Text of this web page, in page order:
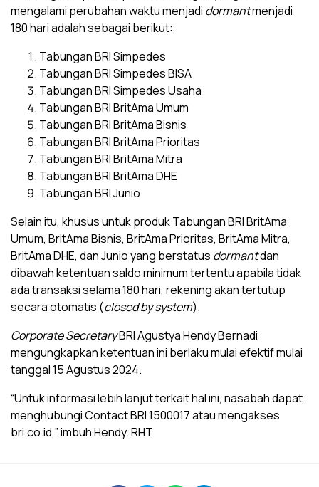
mengalami perubahan waktu menjadi dormantmenjadi
180 hari adalah sebagai berikut:
Tabungan BRI Simpedes
Tabungan BRI Simpedes BISA
Tabungan BRI Simpedes Usaha
Tabungan BRI BritAma Umum
Tabungan BRI BritAma Bisnis
Tabungan BRI BritAma Prioritas
Tabungan BRI BritAma Mitra
Tabungan BRI BritAma DHE
Tabungan BRI Junio
Selain itu, khusus untuk produk Tabungan BRI BritAma
Umum, BritAma Bisnis, BritAma Prioritas, BritAma Mitra,
BritAma DHE, dan Junio yang berstatus dormantdan
dibawah ketentuan saldo minimum tertentu apabila tidak
ada transaksi selama 180 hari, rekening akan tertutup
secara otomatis (closed by system).
Corporate SecretaryBRI Agustya Hendy Bernadi
mengungkapkan ketentuan ini berlaku mulai efektif mulai
tanggal 15 Agustus 2024.
“Untuk informasi lebih lanjut terkait hal ini, nasabah dapat
menghubungi Contact BRI 1500017 atau mengakses
bri.co.id,” imbuh Hendy. RHT